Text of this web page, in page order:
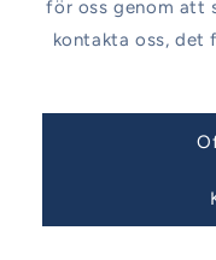
för oss genom att
kontakta oss, det